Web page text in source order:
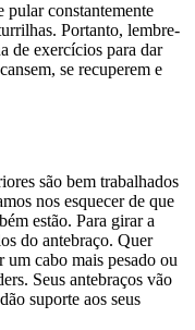
pular constantemente
Portanto, lembre-
de exercícios para dar
se recuperem e
são bem trabalhados
nos esquecer de que
estão. Para girar a
do antebraço. Quer
um cabo mais pesado ou
Seus antebraços vão
suporte aos seus